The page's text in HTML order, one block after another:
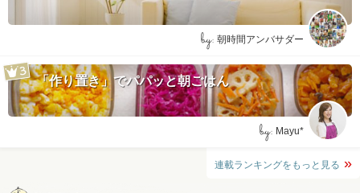
by: 朝時間アンバサダー
「作り置き」でパパッと朝ごはん
by: Mayu*
連載ランキングをもっと見る